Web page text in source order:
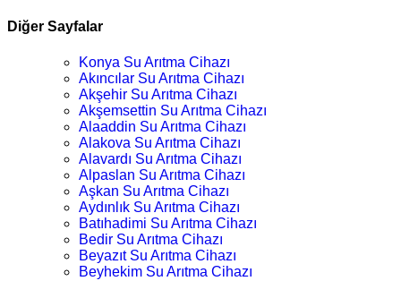
Diğer Sayfalar
Konya Su Arıtma Cihazı
Akıncılar Su Arıtma Cihazı
Akşehir Su Arıtma Cihazı
Akşemsettin Su Arıtma Cihazı
Alaaddin Su Arıtma Cihazı
Alakova Su Arıtma Cihazı
Alavardı Su Arıtma Cihazı
Alpaslan Su Arıtma Cihazı
Aşkan Su Arıtma Cihazı
Aydınlık Su Arıtma Cihazı
Batıhadimi Su Arıtma Cihazı
Bedir Su Arıtma Cihazı
Beyazıt Su Arıtma Cihazı
Beyhekim Su Arıtma Cihazı